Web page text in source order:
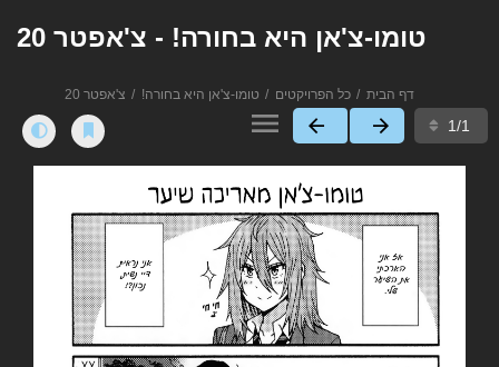
טומו-צ'אן היא בחורה! - צ'אפטר 20
דף הבית כל הפרויקטים טומו-צ'אן היא בחורה! צ'אפטר 20